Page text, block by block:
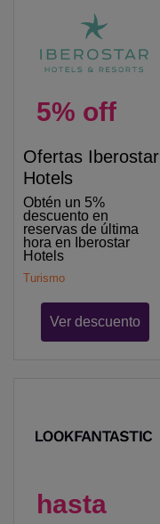
5% off
Ofertas Iberostar
Hotels
Obtén un 5%
descuento en
reservas de última
hora en Iberostar
Hotels
Turismo
Ver descuento
hasta